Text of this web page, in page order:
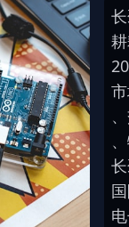
20
、
、